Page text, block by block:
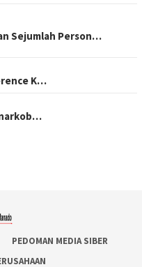
Sejumlah Person…
K…
PEDOMAN MEDIA SIBER